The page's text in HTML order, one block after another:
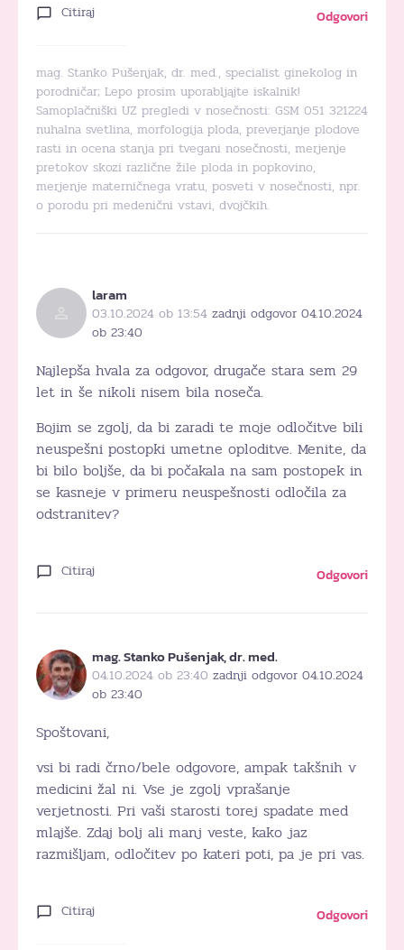
Citiraj Odgovori
mag. Stanko Pušenjak, dr. med., specialist ginekolog in
porodničar; Lepo prosim uporabljajte iskalnik!
Samoplačniški UZ pregledi v nosečnosti: GSM 051 321224
nuhalna svetlina, morfologija ploda, preverjanje plodove
rasti in ocena stanja pri tvegani nosečnosti, merjenje
pretokov skozi različne žile ploda in popkovino,
merjenje materničnega vratu, posveti v nosečnosti, npr.
o porodu pri medenični vstavi, dvojčkih.
laram
03.10.2024 ob 13:54 zadnji odgovor 04.10.2024
ob 23:40
Najlepša hvala za odgovor, drugače stara sem 29
let in še nikoli nisem bila noseča.
Bojim se zgolj, da bi zaradi te moje odločitve bili
neuspešni postopki umetne oploditve. Menite, da
bi bilo boljše, da bi počakala na sam postopek in
se kasneje v primeru neuspešnosti odločila za
odstranitev?
Citiraj Odgovori
mag. Stanko Pušenjak, dr. med.
04.10.2024 ob 23:40 zadnji odgovor 04.10.2024
ob 23:40
Spoštovani,
vsi bi radi črno/bele odgovore, ampak takšnih v
medicini žal ni. Vse je zgolj vprašanje
verjetnosti. Pri vaši starosti torej spadate med
mlajše. Zdaj bolj ali manj veste, kako jaz
razmišljam, odločitev po kateri poti, pa je pri vas.
Citiraj Odgovori